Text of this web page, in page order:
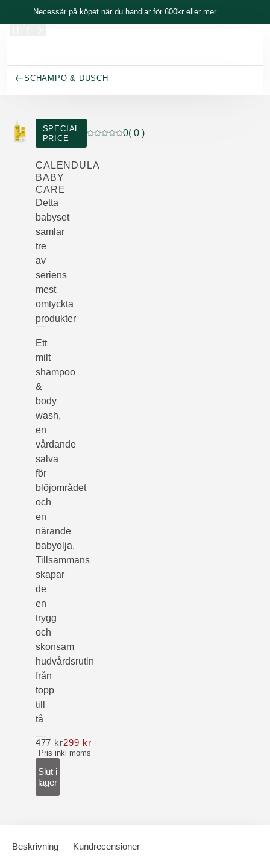
Necessär på köpet när du handlar för 600kr eller mer.
SCHAMPO & DUSCH
SPECIAL
PRICE
Nuvarande betyg: 0 av 5 stjärnor
0( 0 )
CALENDULA
BABY
CARE
Detta
babyset
samlar
tre
av
seriens
mest
omtyckta
produkter
Ett
milt
shampoo
&
body
wash,
en
vårdande
salva
för
blöjområdet
och
en
närande
babyolja.
Tillsammans
skapar
de
en
trygg
och
skonsam
hudvårdsrutin
från
topp
till
tå
Pris inkl moms
477 kr299 krNu 299 kr ordinarie pris 477 kr
Slut i
lager
Beskrivning Kundrecensioner